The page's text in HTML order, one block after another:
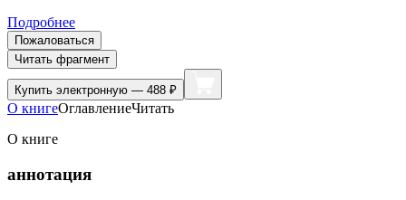
Подробнее
Пожаловаться
Читать фрагмент
Купить электронную — 488 ₽
О книгеОглавлениеЧитать
О книге
аннотация